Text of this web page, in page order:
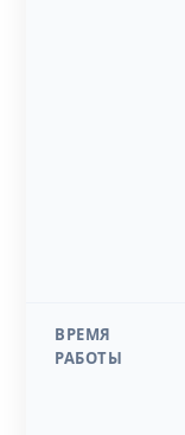
ВРЕМЯ
РАБОТЫ